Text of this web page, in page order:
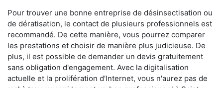
Pour trouver une bonne entreprise de désinsectisation ou
de dératisation, le contact de plusieurs professionnels est
recommandé. De cette manière, vous pourrez comparer
les prestations et choisir de manière plus judicieuse. De
plus, il est possible de demander un devis gratuitement
sans obligation d'engagement. Avec la digitalisation
actuelle et la prolifération d'Internet, vous n'aurez pas de